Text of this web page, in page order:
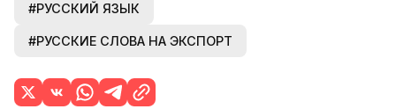
#РУССКИЙ ЯЗЫК
#РУССКИЕ СЛОВА НА ЭКСПОРТ